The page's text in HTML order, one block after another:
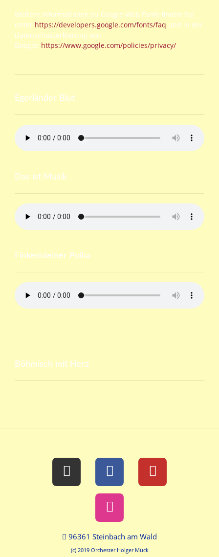
Weitere Informationen zu Google Web Fonts finden Sie
unter https://developers.google.com/fonts/faq und in der
Datenschutzerklärung von
Google: https://www.google.com/policies/privacy/.
Egerländer Blut
Das ist Musik
Finkensteiner Polka
Böhmisch mit Herz
96361 Steinbach am Wald
(c) 2019 Orchester Holger Mück